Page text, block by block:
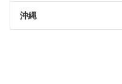
沖縄